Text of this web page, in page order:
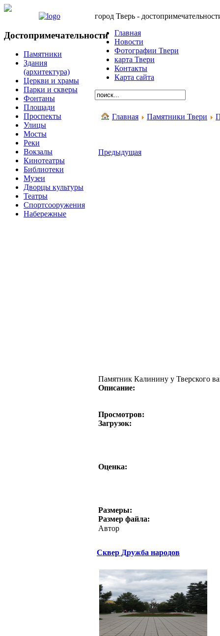
Достопримечательности
Памятники
Здания
(архитектура)
Церкви и храмы
Парки и скверы
Фонтаны
Площади
Проспекты
Улицы
Мосты
Реки
Вокзалы
Кинотеатры
Библиотеки
Музеи
Дворцы культуры
Театры
Спортсооружения
Набережные
город Тверь -
Главная
Новости
Фотографии Твери
карта Твери
Контакты
Карта сайта
Главная Памятники Твери
Предыдущая
Памятник Калинину у Тверского
Описание:
Просмотров:
Загрузок:
Оценка:
Размеры:
Размер файла:
Автор
Сквер Дружба народов